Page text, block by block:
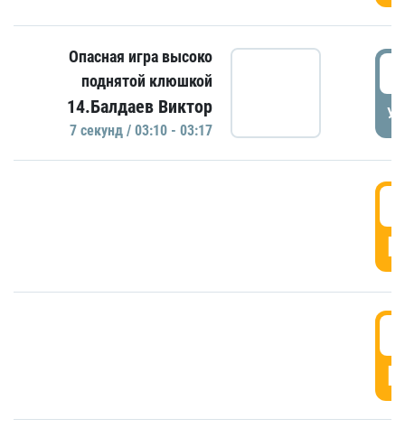
Опасная игра высоко
поднятой клюшкой
14.Балдаев Виктор
7 секунд / 03:10 - 03:17